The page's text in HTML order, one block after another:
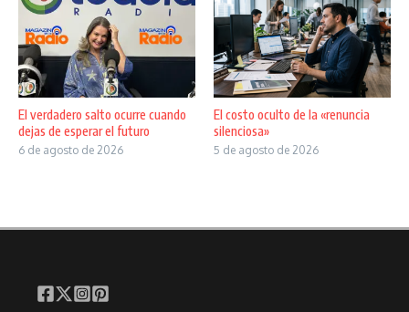
El verdadero salto ocurre cuando
dejas de esperar el futuro
6 de agosto de 2026
El costo oculto de la «renuncia
silenciosa»
5 de agosto de 2026